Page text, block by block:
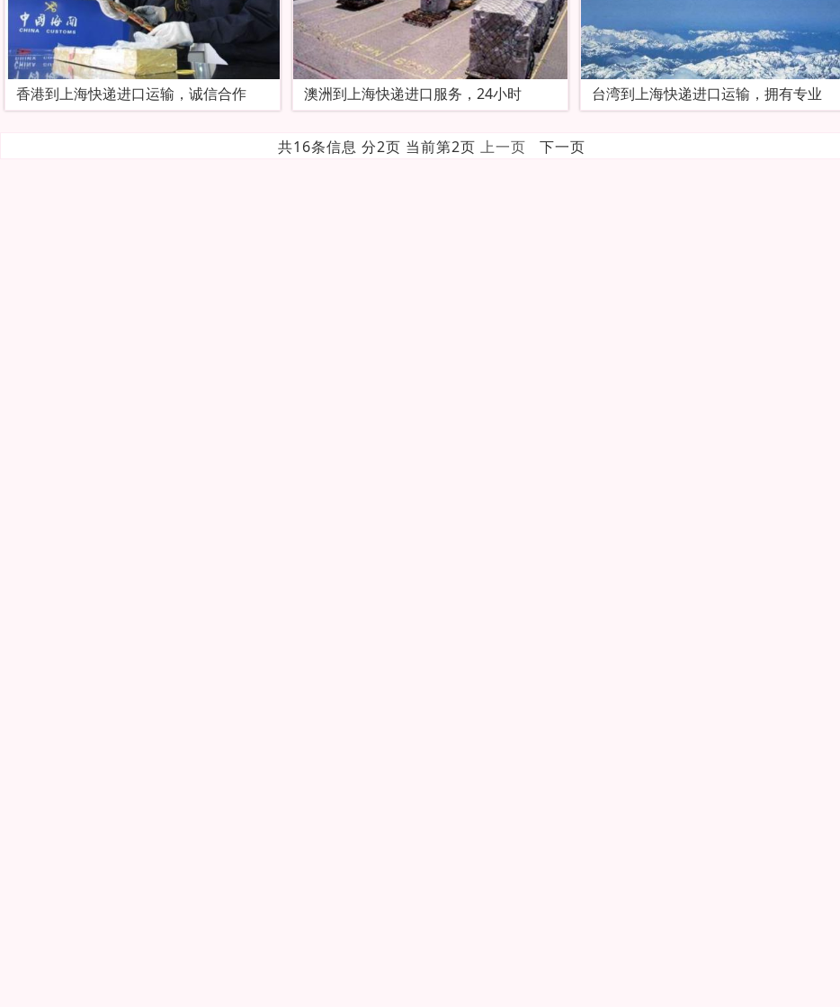
香港到上海快递进口运输，诚信合作 澳洲到上海快递进口服务，24小时 台湾到上海快递进口运输，拥有专业
共16条信息 分2页 当前第2页 上一页 下一页